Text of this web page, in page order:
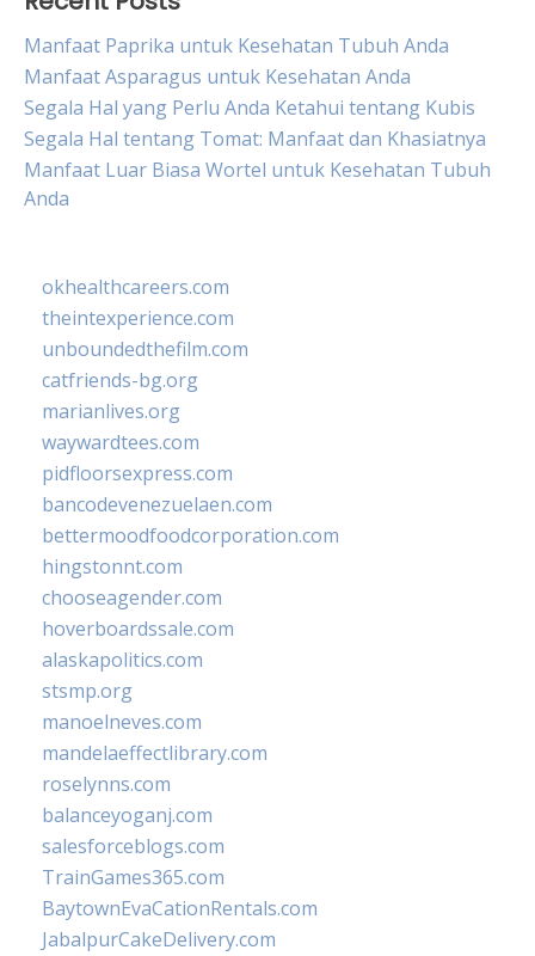
Manfaat Paprika untuk Kesehatan Tubuh Anda
Manfaat Asparagus untuk Kesehatan Anda
Segala Hal yang Perlu Anda Ketahui tentang Kubis
Segala Hal tentang Tomat: Manfaat dan Khasiatnya
Manfaat Luar Biasa Wortel untuk Kesehatan Tubuh
Anda
okhealthcareers.com
theintexperience.com
unboundedthefilm.com
catfriends-bg.org
marianlives.org
waywardtees.com
pidfloorsexpress.com
bancodevenezuelaen.com
bettermoodfoodcorporation.com
hingstonnt.com
chooseagender.com
hoverboardssale.com
alaskapolitics.com
stsmp.org
manoelneves.com
mandelaeffectlibrary.com
roselynns.com
balanceyoganj.com
salesforceblogs.com
TrainGames365.com
BaytownEvaCationRentals.com
JabalpurCakeDelivery.com